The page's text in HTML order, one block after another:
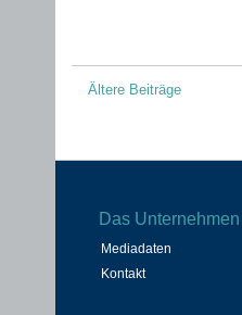
Beitragsnavigation
Ältere Beiträge
Das Unternehmen
Mediadaten
Kontakt